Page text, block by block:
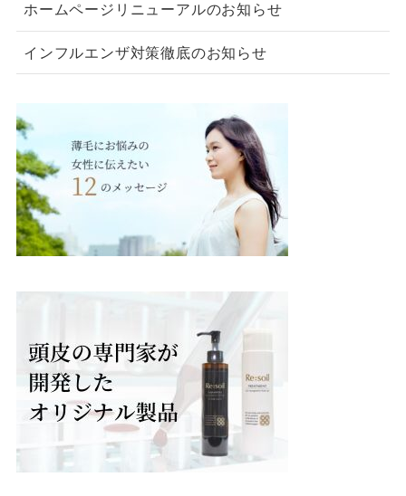
ホームページリニューアルのお知らせ
インフルエンザ対策徹底のお知らせ